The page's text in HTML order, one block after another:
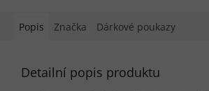
Popis Značka Dárkové poukazy
Detailní popis produktu